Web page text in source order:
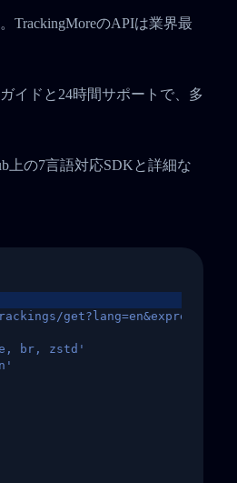
TrackingMoreのAPIは業界最
イドと24時間サポートで、多
上の7言語対応SDKと詳細な
br, zstd'